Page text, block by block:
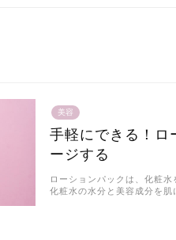
美容
手軽にできる！ロ
ージする
ローションパックは、化粧
化粧水の水分と美容成分を